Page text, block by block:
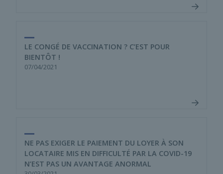
LE CONGÉ DE VACCINATION ? C’EST POUR
BIENTÔT !
07/04/2021
NE PAS EXIGER LE PAIEMENT DU LOYER À SON
LOCATAIRE MIS EN DIFFICULTÉ PAR LA COVID-19
N’EST PAS UN AVANTAGE ANORMAL